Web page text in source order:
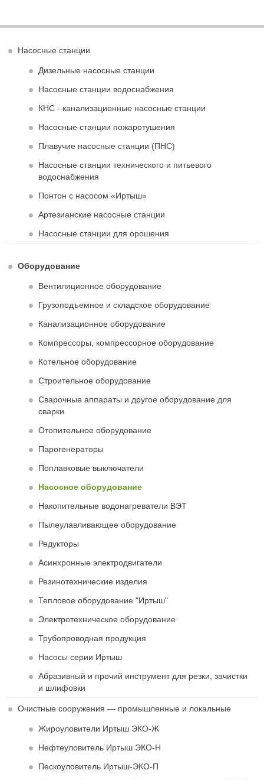
Насосные станции
Дизельные насосные станции
Насосные станции водоснабжения
КНС - канализационные насосные станции
Насосные станции пожаротушения
Плавучие насосные станции (ПНС)
Насосные станции технического и питьевого
водоснабжения
Понтон с насосом «Иртыш»
Артезианские насосные станции
Насосные станции для орошения
Оборудование
Вентиляционное оборудование
Грузоподъемное и складское оборудование
Канализационное оборудование
Компрессоры, компрессорное оборудование
Котельное оборудование
Строительное оборудование
Сварочные аппараты и другое оборудование для
сварки
Отопительное оборудование
Парогенераторы
Поплавковые выключатели
Насосное оборудование
Накопительные водонагреватели ВЭТ
Пылеулавливающее оборудование
Редукторы
Асинхронные электродвигатели
Резинотехнические изделия
Тепловое оборудование "Иртыш"
Электротехническое оборудование
Трубопроводная продукция
Насосы серии Иртыш
Абразивный и прочий инструмент для резки, зачистки
и шлифовки
Очистные сооружения — промышленные и локальные
Жироуловители Иртыш ЭКО-Ж
Нефтеуловитель Иртыш ЭКО-Н
Пескоуловитель Иртыш-ЭКО-П